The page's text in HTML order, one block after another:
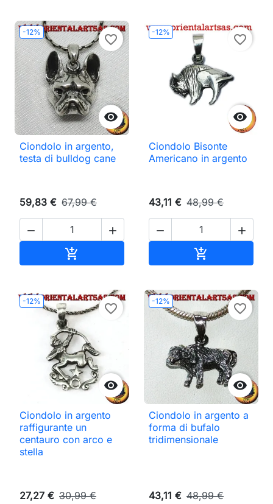
-12%

favorite_border
Ciondolo in argento,
testa di bulldog cane
59,83 € 67,99 €
 

-12%

favorite_border
Ciondolo Bisonte
Americano in argento
43,11 € 48,99 €
 

-12%

favorite_border
Ciondolo in argento
raffigurante un
centauro con arco e
stella
27,27 € 30,99 €
-12%

favorite_border
Ciondolo in argento a
forma di bufalo
tridimensionale
43,11 € 48,99 €